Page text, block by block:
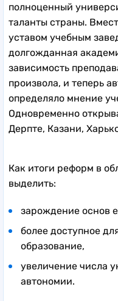
полноценный
таланты страны.
уставом учебным
долгожданная
зависимость
произвола, и теперь
определяло мнение
Одновременно
Дерпте, Казани,
Как итоги реформ в
выделить:
зарождение основ
более доступное
образование,
увеличение числа
автономии.